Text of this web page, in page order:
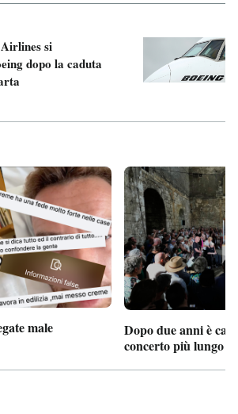
si
dopo la caduta
male
Dopo due anni è
concerto più lungo